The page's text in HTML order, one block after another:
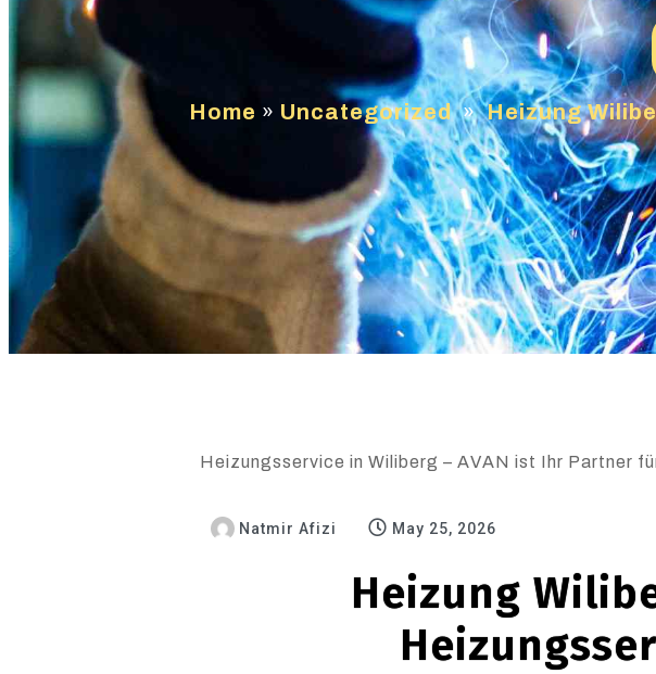
Home » Uncategorized » Heizung
Heizungsservice in Wiliberg – AVAN ist Ihr Partner
Natmir Afizi May 25, 2026
Heizung